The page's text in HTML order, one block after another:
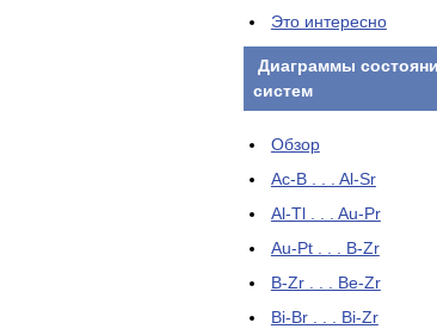
Это интересно
Диаграммы
систем
Обзор
Ac-B . . . Al-Sr
Al-Tl . . . Au-Pr
Au-Pt . . . B-Zr
B-Zr . . . Be-Zr
Bi-Br . . . Bi-Zr